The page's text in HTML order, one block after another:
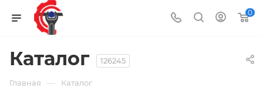
0
Каталог 126245
Главная — Каталог